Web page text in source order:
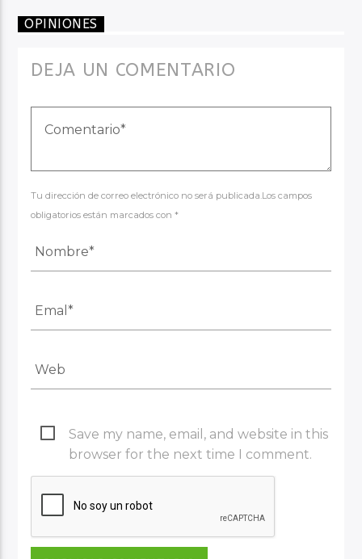
OPINIONES
DEJA UN COMENTARIO
Tu dirección de correo electrónico no será publicada.Los campos
obligatorios están marcados con *
Save my name, email, and website in this
browser for the next time I comment.